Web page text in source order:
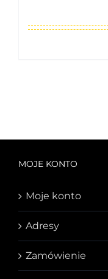
MOJE KONTO
Moje konto
Adresy
Zamówienie